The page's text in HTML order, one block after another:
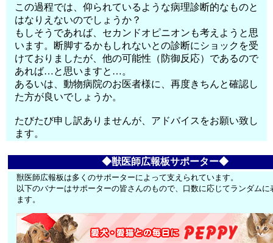
この過程では、仰られているような病理診断的なものと
はなりえないのでしょうか？
もしそうであれば、セカンドオピニオンも考えようと思
います。断脚するかもしれないとの診断にショックを受
けておりましたが、他の可能性（防御反応）であるので
あれば…と思いますと…。
あるいは、動物病院のお医者様に、再度きちんと確認し
た方が良いでしょうか。
たびたび申し訳ありませんが、アドバイスをお願い致し
ます。
◆獣医師広報板サポーター◆
獣医師広報板は多くのサポーターによって支えられています。
以下のバナーはサポーターの皆さんのもので、口数に応じてランダムに
ます。